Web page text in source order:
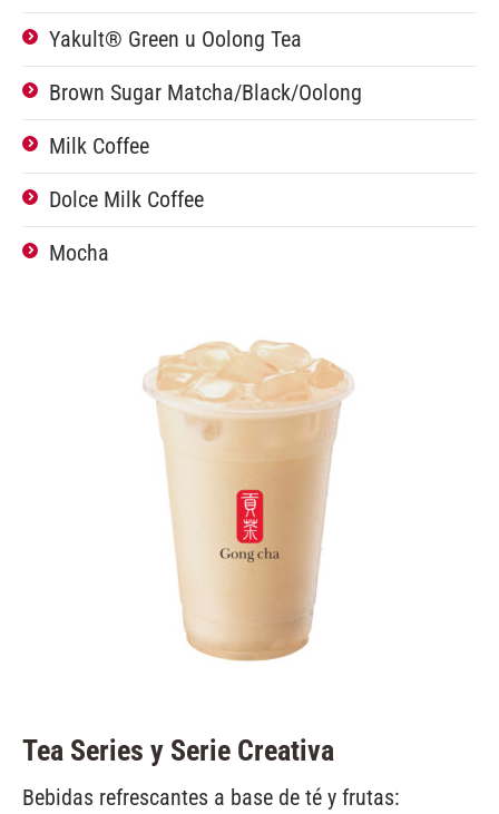
Yakult® Green u Oolong Tea
Brown Sugar Matcha/Black/Oolong
Milk Coffee
Dolce Milk Coffee
Mocha
Tea Series y Serie Creativa
Bebidas refrescantes a base de té y frutas: